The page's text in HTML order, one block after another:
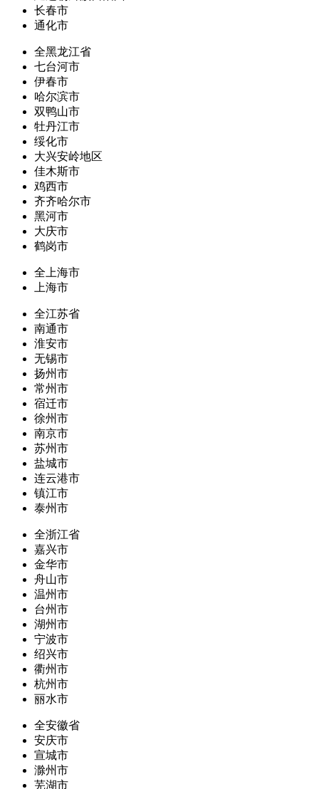
长春市
通化市
全黑龙江省
七台河市
伊春市
哈尔滨市
双鸭山市
牡丹江市
绥化市
大兴安岭地区
佳木斯市
鸡西市
齐齐哈尔市
黑河市
大庆市
鹤岗市
全上海市
上海市
全江苏省
南通市
淮安市
无锡市
扬州市
常州市
宿迁市
徐州市
南京市
苏州市
盐城市
连云港市
镇江市
泰州市
全浙江省
嘉兴市
金华市
舟山市
温州市
台州市
湖州市
宁波市
绍兴市
衢州市
杭州市
丽水市
全安徽省
安庆市
宣城市
滁州市
芜湖市